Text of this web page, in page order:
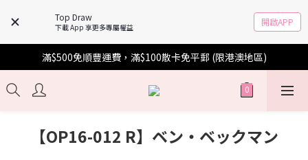
Top Draw
下載 App 享更多專屬權益 開啟APP
滿$500免順豐運費，滿$100散卡免平郵 (限港澳地區)
【OP16-012 R】ベン・ベックマン